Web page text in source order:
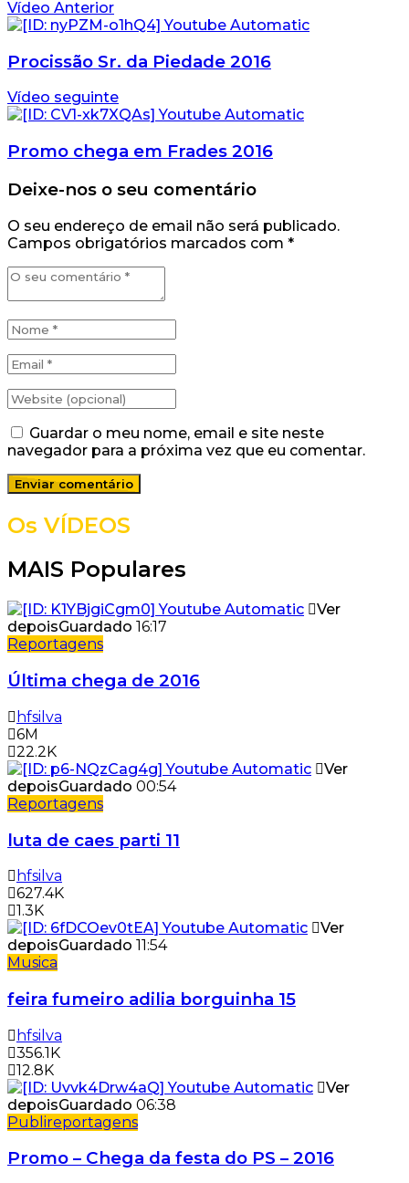
Vídeo Anterior
Procissão Sr. da Piedade 2016
Vídeo seguinte
Promo chega em Frades 2016
Deixe-nos o seu comentário
O seu endereço de email não será publicado.
Campos obrigatórios marcados com *
Guardar o meu nome, email e site neste
navegador para a próxima vez que eu comentar.
Os VÍDEOS
MAIS Populares
Ver
depoisGuardado 16:17
Reportagens
Última chega de 2016
hfsilva
6M
22.2K
Ver
depoisGuardado 00:54
Reportagens
luta de caes parti 11
hfsilva
627.4K
1.3K
Ver
depoisGuardado 11:54
Musica
feira fumeiro adilia borguinha 15
hfsilva
356.1K
12.8K
Ver
depoisGuardado 06:38
Publireportagens
Promo – Chega da festa do PS – 2016